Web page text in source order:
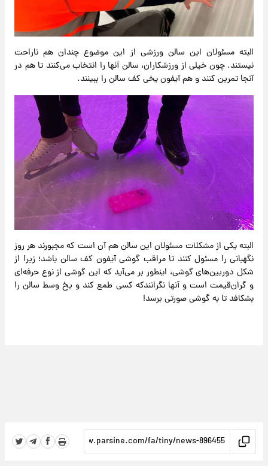
البته مسئولان این سالن ورزشی از این موضوع چندان هم ناراحت
نیستند. چون خیلی از ورزشکاران، سالن آنها را انتخاب می‌کنند تا هم در
آنجا تمرین کنند و هم آیفون یخی کف سالن را ببینند.
البته یکی از مشکلات مسئولان این سالن هم آن است که مجبورند هر روز
نگهبانی را مسئول کنند تا مراقب گوشی آیفون کف سالن باشد؛ زیرا از
شکل دوربین‌های گوشی، اینطور بر می‌آید که این گوشی از نوع حرفه‌ای
و گران‌قیمت است و آنها نگرانندکه کسی طمع کند و یخ وسط سالن را
بشکافد تا به گوشی صورتی برسد!